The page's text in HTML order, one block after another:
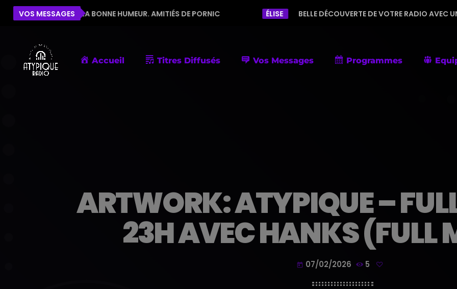
VOS MESSAGES
LA BONNE HUMEUR. AMITIÉS DE PORNIC ÉLISE BELLE DÉCOUVERTE DE VOTRE RADIO AVEC UNE
Accueil Titres Diffusés Vos Messages Programmes
ARTWORK: ATYPIQUE –
23H AVEC HANKS (FULL
today 07/02/2026 5